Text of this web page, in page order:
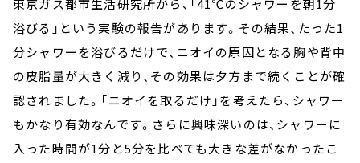
東京ガス都市生活研究所から、「41℃のシャワーを朝1分
浴びる」という実験の報告があります。その結果、たった1
分シャワーを浴びるだけで、ニオイの原因となる胸や背中
の皮脂量が大きく減り、その効果は夕方まで続くことが確
認されました。「ニオイを取るだけ」を考えたら、シャワー
もかなり有効なんです。さらに興味深いのは、シャワーに
入った時間が1分と5分を比べても大きな差がなかったこ